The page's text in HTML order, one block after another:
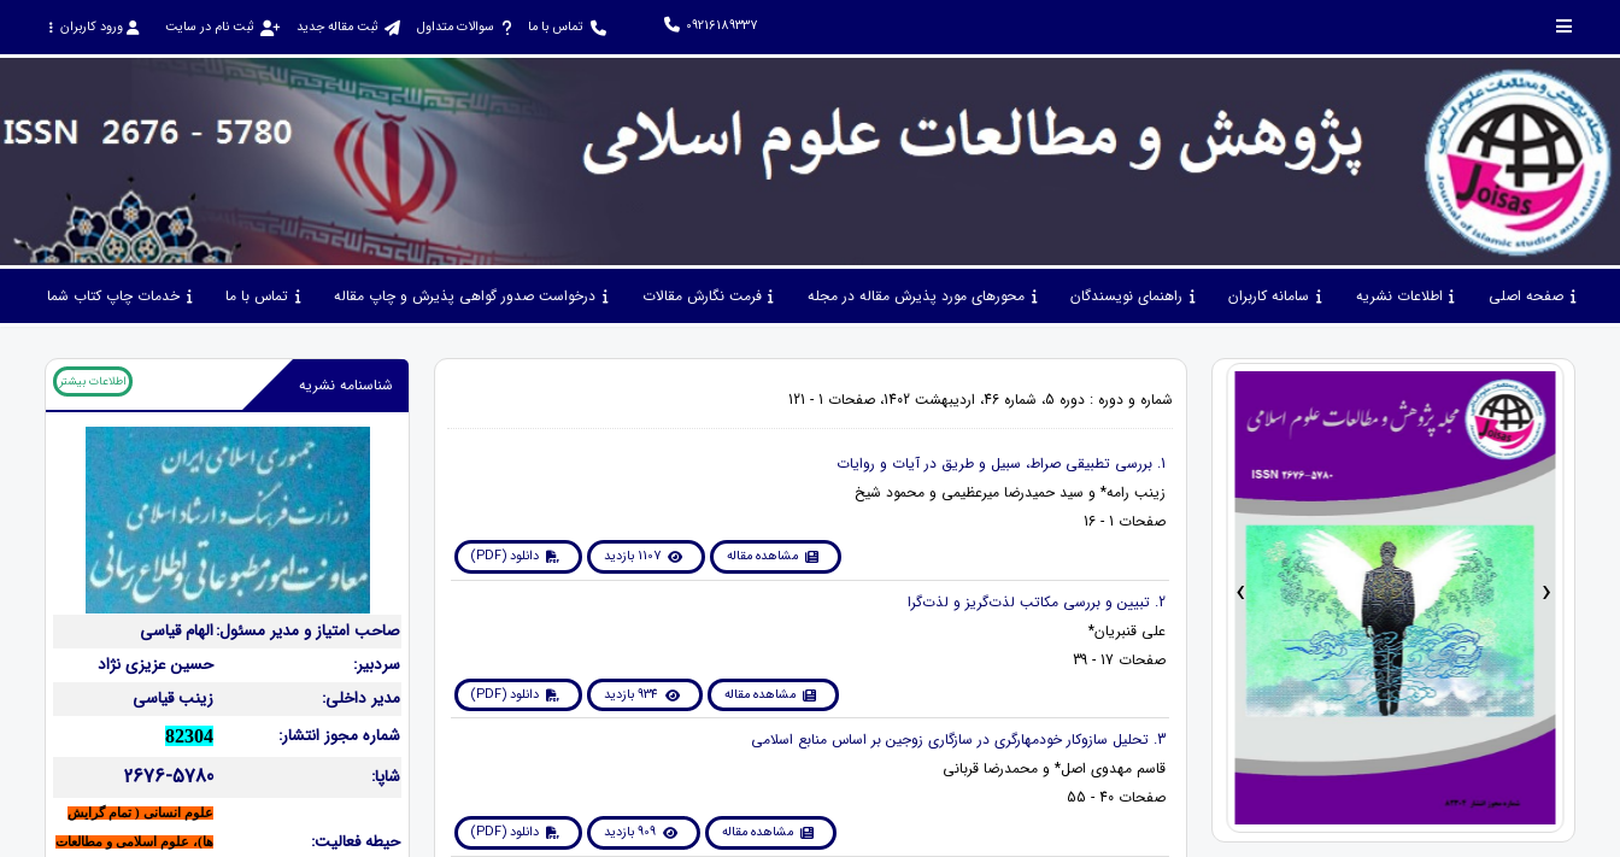
09216189337 تماس با ما سوالات متداول ثبت مقاله جدید ثبت نام در سایت ورود کاربران
صفحه اصلی اطلاعات نشریه سامانه کاربران راهنمای نویسندگان محورهای مورد پذیرش مقاله در مجله فرمت نگارش مقالات درخواست صدور گواهی پذیرش و چاپ مقاله تماس با ما خدمات چاپ کتاب شما
› ‹
شماره و دوره : دوره 5، شماره 46، اردیبهشت 1402، صفحات 1 - 121
1. بررسی تطبیقی صراط، سبیل و طریق در آیات و روایات
زینب رامه* و سید حمیدرضا میرعظیمی و محمود شیخ
صفحات 1 - 16
مشاهده مقاله 1107 بازدید دانلود (PDF)
2. تبیین و بررسی مکاتب لذت‌گریز و لذت‌گرا
علی قنبریان*
صفحات 17 - 39
مشاهده مقاله 934 بازدید دانلود (PDF)
3. تحلیل سازوکار خودمهارگری در سازگاری زوجین بر اساس منابع اسلامی
قاسم مهدوی‌ اصل* و محمدرضا قربانی
صفحات 40 - 55
مشاهده مقاله 909 بازدید دانلود (PDF)
شناسنامه نشریه اطلاعات بیشتر
صاحب امتیاز و مدیر مسئول:الهام قیاسی
سردبیر:
حسین عزیزی نژاد
مدیر داخلی:
زینب قیاسی
شماره مجوز انتشار:
82304
شاپا: 2676-5780
حیطه فعالیت:
علوم انسانی ( تمام گرایش
ها)، علوم اسلامی و مطالعات